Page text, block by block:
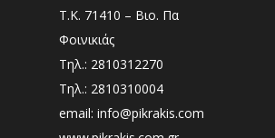
Τ.Κ. 71410 – Βιο. Πα
Φοινικιάς
Τηλ.: 2810312270
Τηλ.: 2810310004
email: info@pikrakis.com